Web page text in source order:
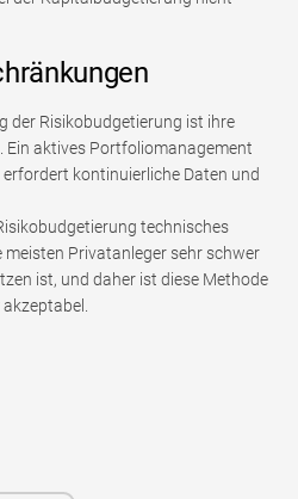
der Risikobudgetierung ist ihre
Ein aktives Portfoliomanagement
kontinuierliche Daten und
technisches
meisten Privatanleger sehr schwer
ist, und daher ist diese Methode